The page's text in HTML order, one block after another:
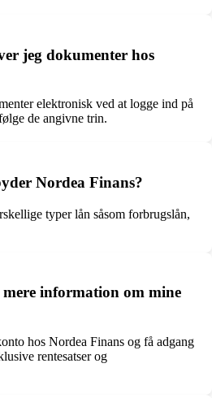
jeg dokumenter hos
elektronisk ved at logge ind på
de angivne trin.
Nordea Finans?
typer lån såsom forbrugslån,
information om mine
hos Nordea Finans og få adgang
rentesatser og